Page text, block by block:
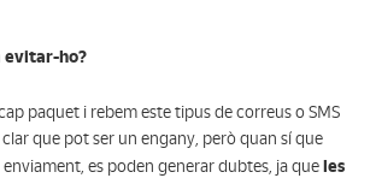
evitar-ho?
paquet i rebem este tipus de correus o SMS
que pot ser un engany, però quan sí que
es poden generar dubtes, ja queles